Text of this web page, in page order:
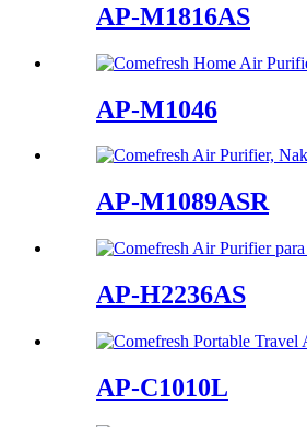
AP-M1816AS
AP-M1046
AP-M1089ASR
AP-H2236AS
AP-C1010L